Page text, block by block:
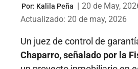
Por: Kalila Peña | 20 de May,
Actualizado: 20 de may, 2026
Un juez de control de
Chaparro, señalado por la